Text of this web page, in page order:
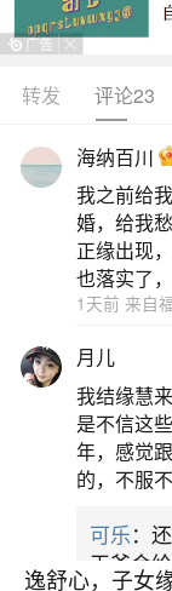
生活中像
见的问题，但
下面就这个问
1、2026年
2026年
但具体表现因
为顺遂，大运
折。三十岁
生格局容易
安定，适合走
台发展，能
逸舒心，子女
转发 评论23
海纳百川
我之前给
婚，给我
正缘出现
也落实了
1天前 来自
月儿
我结缘慧
是不信这
年，感觉
的，不服不
可乐：
天爷会